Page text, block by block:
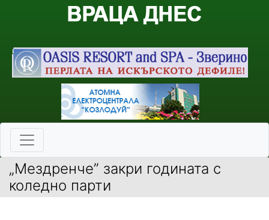
„Мездренче” закри годината с
коледно парти